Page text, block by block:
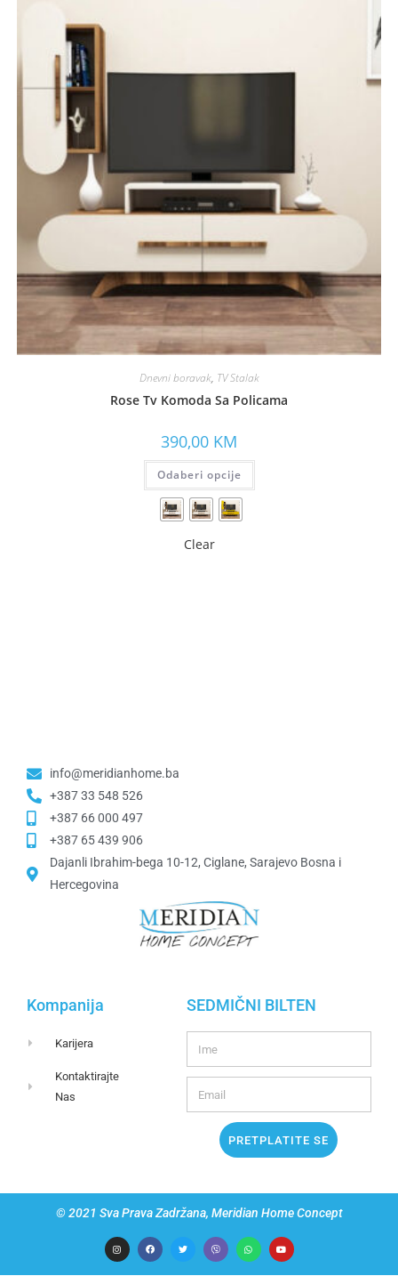
Dnevni boravak, TV Stalak
Rose Tv Komoda Sa Policama
390,00 KM
Odaberi opcije
Clear
info@meridianhome.ba
+387 33 548 526
+387 66 000 497
+387 65 439 906
Dajanli Ibrahim-bega 10-12, Ciglane, Sarajevo Bosna i
Hercegovina​
Kompanija
Karijera
Kontaktirajte
Nas
SEDMIČNI BILTEN
PRETPLATITE SE
© 2021 Sva Prava Zadržana, Meridian Home Concept